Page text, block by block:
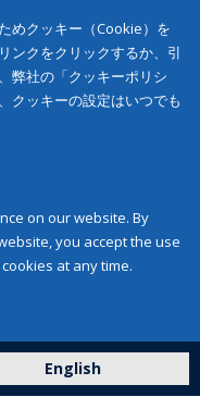
めクッキー（Cookie）を
ンクをクリックするか、引
弊社の「クッキーポリシ
クッキーの設定はいつでも
on our website. By
you accept the use
at any time.
English